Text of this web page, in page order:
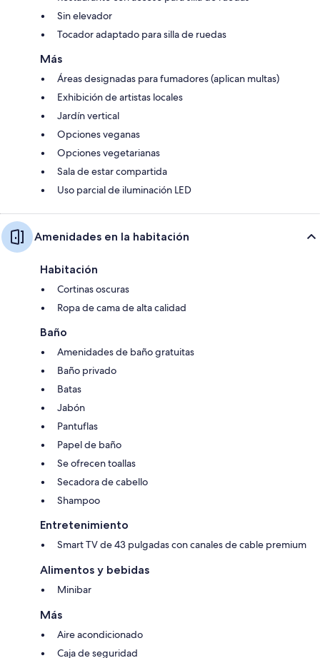
Sin elevador
Tocador adaptado para silla de ruedas
Más
Áreas designadas para fumadores (aplican multas)
Exhibición de artistas locales
Jardín vertical
Opciones veganas
Opciones vegetarianas
Sala de estar compartida
Uso parcial de iluminación LED
Amenidades en la habitación
Habitación
Cortinas oscuras
Ropa de cama de alta calidad
Baño
Amenidades de baño gratuitas
Baño privado
Batas
Jabón
Pantuflas
Papel de baño
Se ofrecen toallas
Secadora de cabello
Shampoo
Entretenimiento
Smart TV de 43 pulgadas con canales de cable premium
Alimentos y bebidas
Minibar
Más
Aire acondicionado
Caja de seguridad